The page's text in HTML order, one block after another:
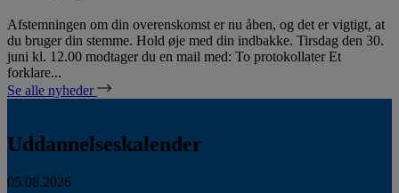
Afstemningen om din overenskomst er nu åben, og det er vigtigt, at
du bruger din stemme. Hold øje med din indbakke. Tirsdag den 30.
juni kl. 12.00 modtager du en mail med: To protokollater Et
forklare...
Se alle nyheder
Uddannelseskalender
05.08.2026